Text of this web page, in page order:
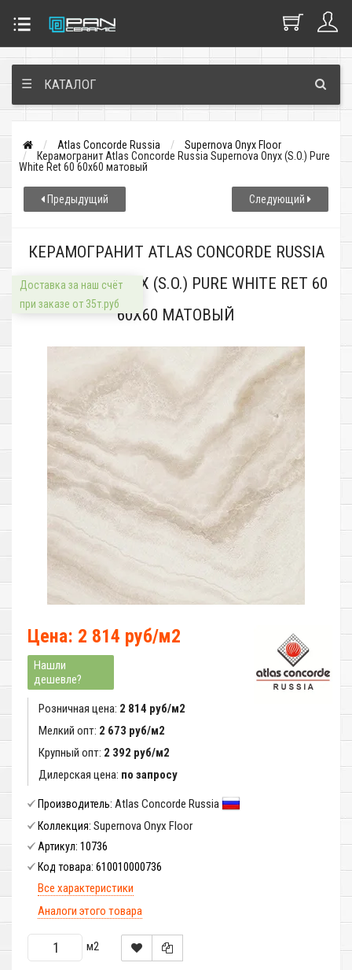
☰ КАТАЛОГ
Atlas Concorde Russia
Supernova Onyx Floor
Керамогранит Atlas Concorde Russia Supernova Onyx (S.O.) Pure
White Ret 60 60x60 матовый
Предыдущий Следующий
КЕРАМОГРАНИТ ATLAS CONCORDE RUSSIA
SUPERNOVA ONYX (S.O.) PURE WHITE RET 60
60X60 МАТОВЫЙ
Доставка за наш счёт
при заказе от 35т.руб
Цена: 2 814 руб/м2
Нашли
дешевле?
Розничная цена: 2 814 руб/м2
Мелкий опт: 2 673 руб/м2
Крупный опт: 2 392 руб/м2
Дилерская цена: по запросу
Производитель: Atlas Concorde Russia
Коллекция: Supernova Onyx Floor
Артикул: 10736
Код товара: 610010000736
Все характеристики
Аналоги этого товара
м2